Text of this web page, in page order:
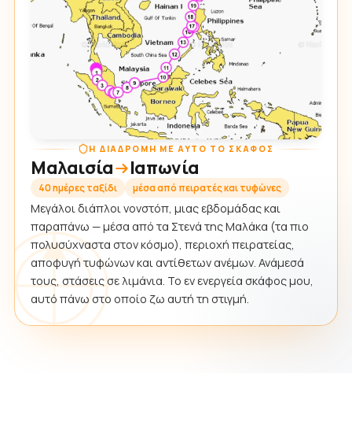
Η ΔΙΑΔΡΟΜΉ ΜΕ ΑΥΤΌ ΤΟ ΣΚΆΦΟΣ
Μαλαισία Ιαπωνία
40 ημέρες ταξίδι μέσα από πειρατές και τυφώνες
Μεγάλοι διάπλοι νονστόπ, μιας εβδομάδας και
παραπάνω — μέσα από τα Στενά της Μαλάκα (τα πιο
πολυσύχναστα στον κόσμο), περιοχή πειρατείας,
αποφυγή τυφώνων και αντίθετων ανέμων. Ανάμεσά
τους, στάσεις σε λιμάνια. Το εν ενεργεία σκάφος μου,
αυτό πάνω στο οποίο ζω αυτή τη στιγμή.